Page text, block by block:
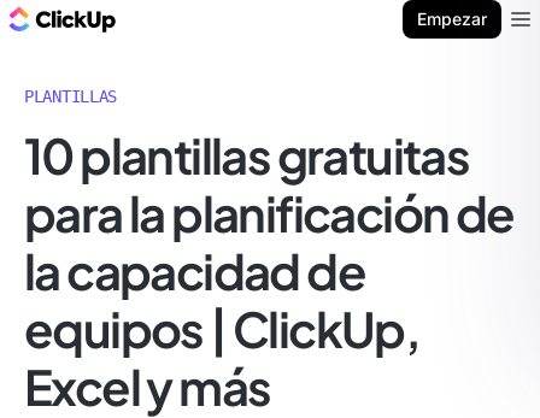
Empezar
PLANTILLAS
10 plantillas gratuitas
para la planificación de
la capacidad de
equipos | ClickUp,
Excel y más